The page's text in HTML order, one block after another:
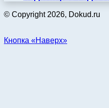
© Copyright 2026, Dokud.ru
Кнопка «Наверх»